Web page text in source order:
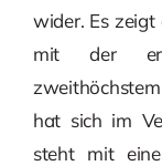
wider. Es zeigt
mit der
hat sich im
steht mit